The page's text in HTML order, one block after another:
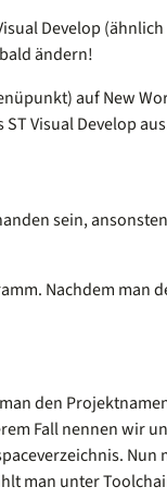
Develop
ändern!
auf New
Visual Develop
sein,
Nachdem man
den
Fall nennen wir
Nun
man unter